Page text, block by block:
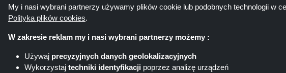
Shoppingspout NO
My i nasi wybrani partnerzy używamy plików cookie lub podobnych technologii w
Polityka plików cookies.
W zakresie reklam my i nasi wybrani partnerzy możemy :
Używaj precyzyjnych danych geolokalizacyjnych
Wykorzystaj techniki identyfikacji poprzez analizę urządzeń